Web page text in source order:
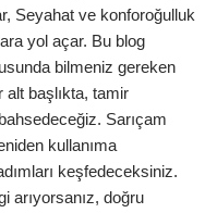
Seyahat ve konforoğulluk
yol açar. Bu blog
bilmeniz gereken
alt başlıkta, tamir
Sarıçam
kullanıma
keşfedeceksiniz.
arıyorsanız, doğru